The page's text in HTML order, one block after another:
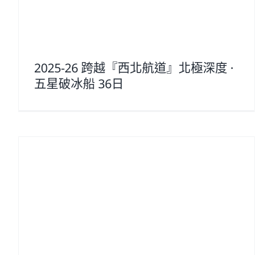
2025-26 跨越『西北航道』北極深度 ·
五星破冰船 36日